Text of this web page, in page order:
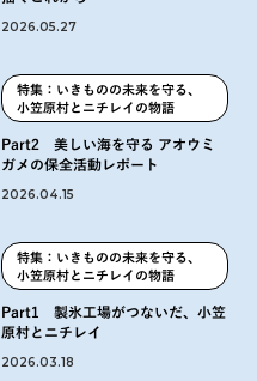
2026.05.27
特集：いきものの未来を守る、
小笠原村とニチレイの物語
Part2 美しい海を守る アオウミ
ガメの保全活動レポート
2026.04.15
特集：いきものの未来を守る、
小笠原村とニチレイの物語
Part1 製氷工場がつないだ、小笠
原村とニチレイ
2026.03.18